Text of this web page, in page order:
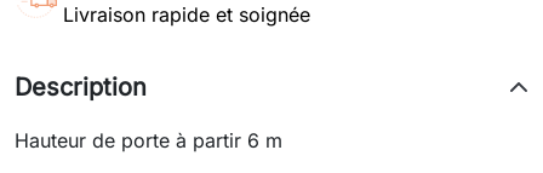
Livraison rapide et soignée
Description
Hauteur de porte à partir 6 m